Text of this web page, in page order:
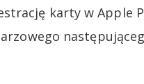
karty w Apple